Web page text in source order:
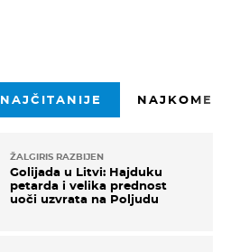
NAJČITANIJE
ŽALGIRIS RAZBIJEN
Golijada u Litvi: Hajduku
petarda i velika prednost
uoči uzvrata na Poljudu